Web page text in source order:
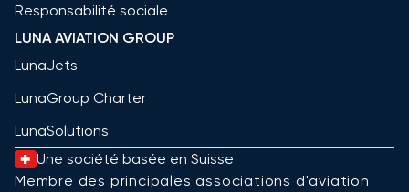
Responsabilité sociale
LUNA AVIATION GROUP
LunaJets
LunaGroup Charter
LunaSolutions
Une société basée en Suisse
Membre des principales associations d'aviation